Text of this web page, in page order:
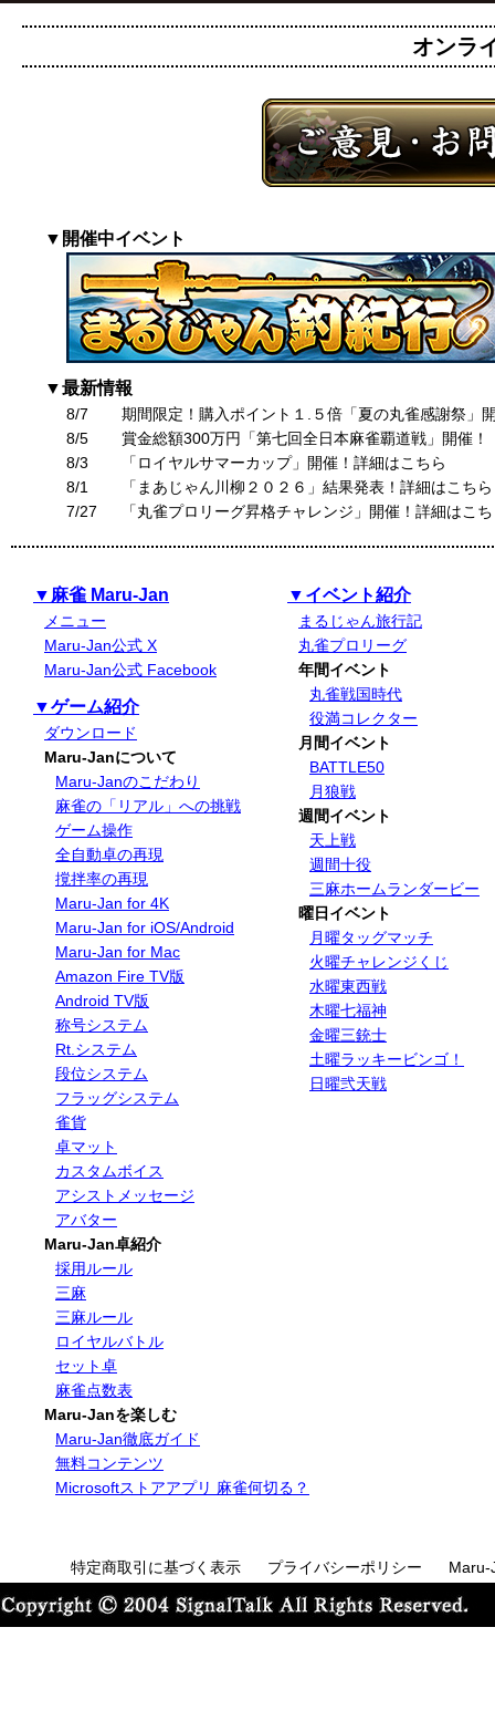
オンラ
▼開催中イベント
▼最新情報
8/7
期間限定！購入ポイント１.５倍「夏の丸雀感謝祭」
8/5
賞金総額300万円「第七回全日本麻雀覇道戦」開催！
8/3
「ロイヤルサマーカップ」開催！詳細はこちら
8/1
「まあじゃん川柳２０２６」結果発表！詳細はこちら
7/27
「丸雀プロリーグ昇格チャレンジ」開催！詳細はこ
▼麻雀 Maru-Jan
メニュー
Maru-Jan公式 X
Maru-Jan公式 Facebook
▼ゲーム紹介
ダウンロード
Maru-Janについて
Maru-Janのこだわり
麻雀の「リアル」への挑戦
ゲーム操作
全自動卓の再現
撹拌率の再現
Maru-Jan for 4K
Maru-Jan for iOS/Android
Maru-Jan for Mac
Amazon Fire TV版
Android TV版
称号システム
Rt.システム
段位システム
フラッグシステム
雀貨
卓マット
カスタムボイス
アシストメッセージ
アバター
Maru-Jan卓紹介
採用ルール
三麻
三麻ルール
ロイヤルバトル
セット卓
麻雀点数表
Maru-Janを楽しむ
Maru-Jan徹底ガイド
無料コンテンツ
Microsoftストアアプリ 麻雀何切る？
▼イベント紹介
まるじゃん旅行記
丸雀プロリーグ
年間イベント
丸雀戦国時代
役満コレクター
月間イベント
BATTLE50
月狼戦
週間イベント
天上戦
週間十役
三麻ホームランダービー
曜日イベント
月曜タッグマッチ
火曜チャレンジくじ
水曜東西戦
木曜七福神
金曜三銃士
土曜ラッキービンゴ！
日曜弐天戦
特定商取引に基づく表示 プライバシーポリシー Maru-